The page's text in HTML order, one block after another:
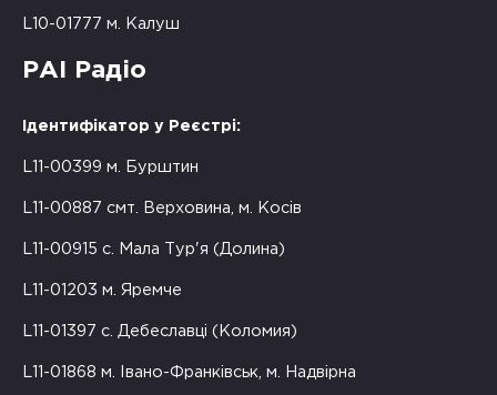
L10-01777 м. Калуш
РАІ Радіо
Ідентифікатор у Реєстрі:
L11-00399 м. Бурштин
L11-00887 смт. Верховина, м. Косів
L11-00915 с. Мала Тур'я (Долина)
L11-01203 м. Яремче
L11-01397 с. Дебеславці (Коломия)
L11-01868 м. Івано-Франківськ, м. Надвірна